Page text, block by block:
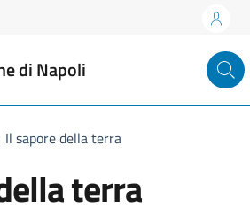
di Napoli
Il sapore della terra
terra